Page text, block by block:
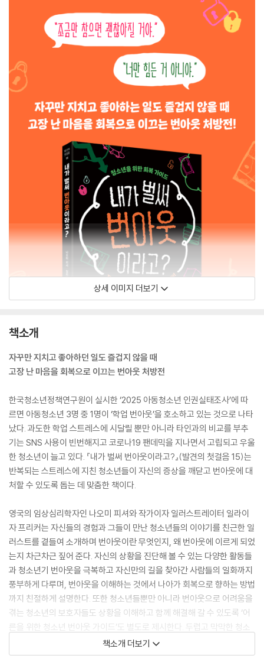
상세 이미지 더보기
책소개
자꾸만 지치고 좋아하던 일도 즐겁지 않을 때
고장 난 마음을 회복으로 이끄는 번아웃 처방전
한국청소년정책연구원이 실시한 ‘2025 아동청소년 인권실태조사’에 따
르면 아동청소년 3명 중 1명이 ‘학업 번아웃’을 호소하고 있는 것으로 나타
났다. 과도한 학업 스트레스에 시달릴 뿐만 아니라 타인과의 비교를 부추
기는 SNS 사용이 빈번해지고 코로나19 팬데믹을 지나면서 고립되고 우울
한 청소년이 늘고 있다. 『내가 벌써 번아웃이라고?』(발견의 첫걸음 15)는
반복되는 스트레스에 지친 청소년들이 자신의 증상을 깨닫고 번아웃에 대
처할 수 있도록 돕는 데 맞춤한 책이다.
영국의 임상심리학자인 나오미 피셔와 작가이자 일러스트레이터 일라이
자 프리커는 자신들의 경험과 그들이 만난 청소년들의 이야기를 친근한 일
러스트를 곁들여 소개하며 번아웃이란 무엇인지, 왜 번아웃에 이르게 되었
는지 차근차근 짚어 준다. 자신의 상황을 진단해 볼 수 있는 다양한 활동들
과 청소년기 번아웃을 극복하고 자신만의 길을 찾아간 사람들의 일화까지
풍부하게 다루며, 번아웃을 이해하는 것에서 나아가 회복으로 향하는 방법
까지 친절하게 설명한다. 또한 청소년들뿐만 아니라 번아웃으로 어려움을
겪는 청소년의 보호자들도 상황을 이해하고 함께 해결해 갈 수 있도록 ‘어
른을 위한 청소년 번아웃 가이드’도 별도로 제시한다. 두렵고 막막한 청소
년들과 불안한 보호자 모두에게 번아웃을 극복하고 일상을 되찾을 희망을
주는 완벽한 가이드북이다.
책소개 더보기